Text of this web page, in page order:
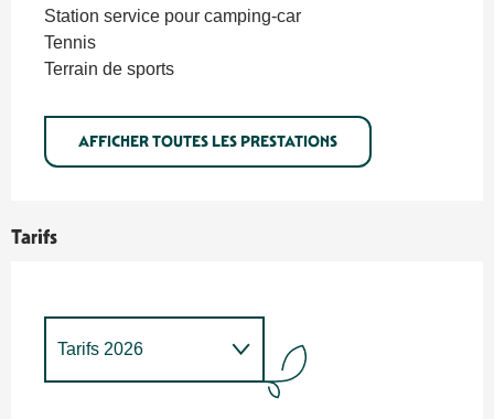
Station service pour camping-car
Tennis
Terrain de sports
AFFICHER TOUTES LES PRESTATIONS
Tarifs
Tarifs 2026